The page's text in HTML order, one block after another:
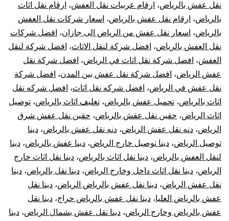
نقل عفش بالرياض، ارقام عربيات نقل العفش، ارقام نقل اثاث
بالرياض، ارقام نقل عفش بالرياض، اسعار شركات نقل العفش
بالرياض، اسعار نقل عفش من الرياض الى جازان، افضل شركات
نقل العفش بالرياض، افضل شركة لنقل الاثاث، افضل شركة لنقل
العفش، افضل شركة نقل اثاث في الرياض، افضل شركة نقل
عفش الرياض، افضل شركة نقل عفش بين المدن، افضل شركة
نقل عفش في الرياض، افضل شركه نقل اثاث، افضل شركه نقل
اثاث بالرياض، تحميل عفش بالرياض، تغليف اثاث بالرياض، توصيل
اثاث الرياض، حقين نقل عفش بالرياض، حقين نقل عفش شرق
الرياض، دنه نقل عفش الرياض، دنه نقل عفش بالرياض، دينا
توصيل الرياض، دينا توصيل خارج الرياض، دينا عفش بالرياض، دينا
لنقل العفش بالرياض، دينا نقل اثاث بالرياض، دينا نقل اثاث خارج
الرياض، دينا نقل اثاث داخل وخارج الرياض، دينا نقل بالرياض، دينا
نقل عفش الرياض، دينا نقل عفش بالرياض الرياض، دينا نقل
عفش بالرياض العليا، دينا نقل عفش بالرياض حراج، دينا نقل
عفش بالرياض وخارج الرياض، دينا نقل عفش بشمال الرياض، دينا